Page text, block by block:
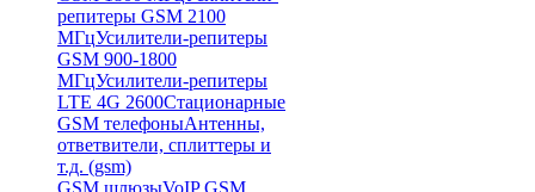
репитеры GSM 2100
МГцУсилители-репитеры
GSM 900-1800
МГцУсилители-репитеры
LTE 4G 2600Стационарные
GSM телефоныАнтенны,
ответвители, сплиттеры и
т.д. (gsm)
GSM шлюзыVoIP GSM